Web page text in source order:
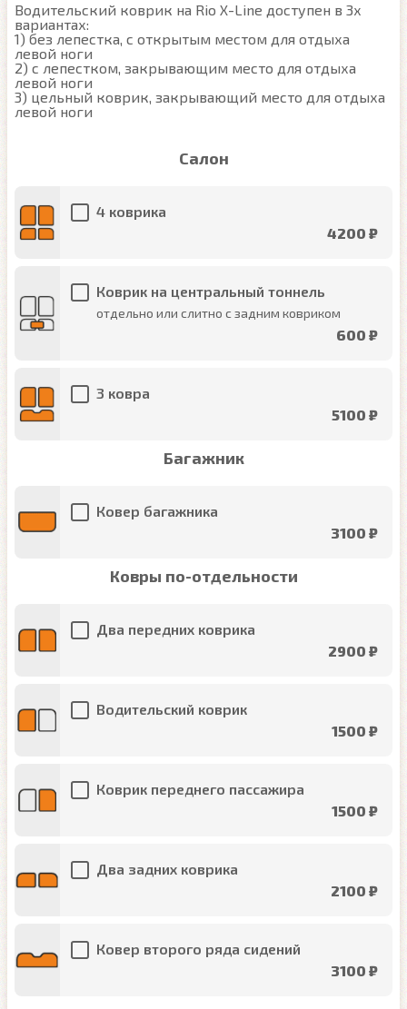
Водительский коврик на Rio X-Line доступен в 3х
вариантах:
1) без лепестка, с открытым местом для отдыха
левой ноги
2) с лепестком, закрывающим место для отдыха
левой ноги
3) цельный коврик, закрывающий место для отдыха
левой ноги
Салон
4 коврика
4200 ₽
Коврик на центральный тоннель
отдельно или слитно с задним ковриком
600 ₽
3 ковра
5100 ₽
Багажник
Ковер багажника
3100 ₽
Ковры по-отдельности
Два передних коврика
2900 ₽
Водительский коврик
1500 ₽
Коврик переднего пассажира
1500 ₽
Два задних коврика
2100 ₽
Ковер второго ряда сидений
3100 ₽